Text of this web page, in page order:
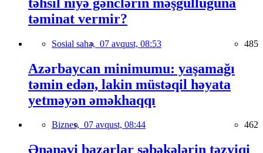
təminat vermir?
Sosial sahə, 07 avqust, 08:53 485
Azərbaycan minimumu: yaşamağı
təmin edən, lakin müstəqil həyata
yetməyən əməkhaqqı
Biznes, 07 avqust, 08:44 462
Ənənəvi bazarlar şəbəkələrin təzyiqi